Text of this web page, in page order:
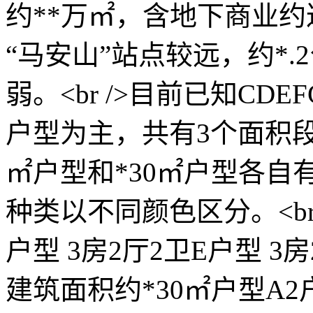
约**万㎡，含地下商业
“马安山”站点较远，约
弱。<br />目前已知
户型为主，共有3个面积
㎡户型和*30㎡户型各自
种类以不同颜色区分。
户型 3房2厅2卫E户型 3
建筑面积约*30㎡户型A2